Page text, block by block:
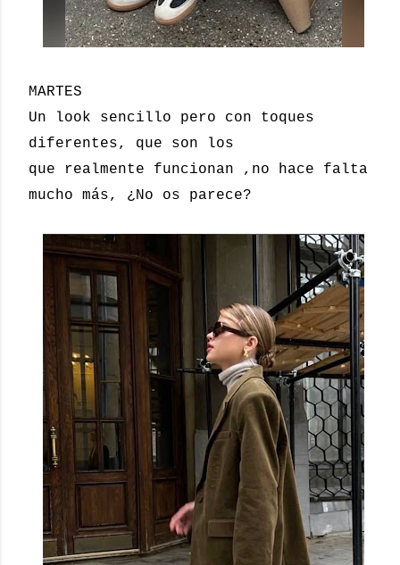
MARTES
Un look sencillo pero con toques
diferentes, que son los
que realmente funcionan ,no hace falta
mucho más, ¿No os parece?